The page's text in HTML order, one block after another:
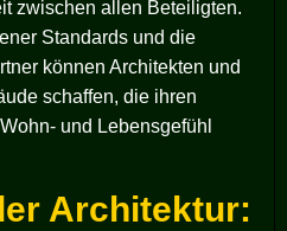
zwischen allen Beteiligten.
Standards und die
können Architekten und
schaffen, die ihren
und Lebensgefühl
Architektur: